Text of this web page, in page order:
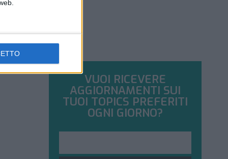
VUOI RICEVERE
AGGIORNAMENTI SUI
TUOI TOPICS PREFERITI
OGNI GIORNO?